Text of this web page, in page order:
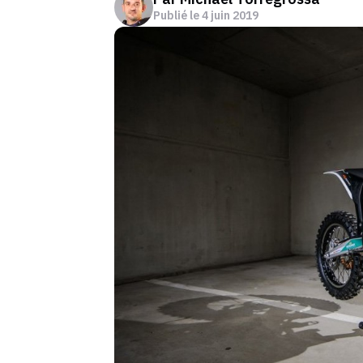
Publié le4 juin 2019